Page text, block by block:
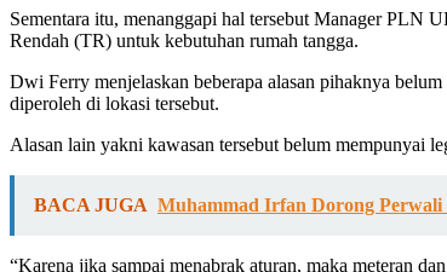
Sementara itu, menanggapi hal tersebut Manager PLN
Rendah (TR) untuk kebutuhan rumah tangga.
Dwi Ferry menjelaskan beberapa alasan pihaknya
diperoleh di lokasi tersebut.
Alasan lain yakni kawasan tersebut belum mempunyai
BACA JUGA Muhammad Irfan Dorong
“Karena jika sampai menabrak aturan, maka meteran